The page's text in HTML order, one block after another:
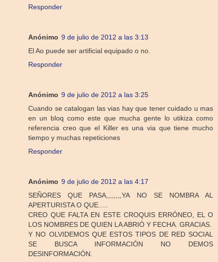
Responder
Anónimo 9 de julio de 2012 a las 3:13
El Ao puede ser artificial equipado o no.
Responder
Anónimo 9 de julio de 2012 a las 3:25
Cuando se catalogan las vias hay que tener cuidado u mas
en un bloq como este que mucha gente lo utikiza como
referencia creo que el Killer es una via que tiene mucho
tiempo y muchas repeticiones
Responder
Anónimo 9 de julio de 2012 a las 4:17
SEÑORES QUE PASA,,,,,,,,YA NO SE NOMBRA AL
APERTURISTA O QUE.....
CREO QUE FALTA EN ESTE CROQUIS ERRÓNEO, EL O
LOS NOMBRES DE QUIEN LA ABRIÓ Y FECHA. GRACIAS.
Y NO OLVIDEMOS QUE ESTOS TIPOS DE RED SOCIAL
SE BUSCA INFORMACIÓN NO DEMOS
DESINFORMACIÓN.